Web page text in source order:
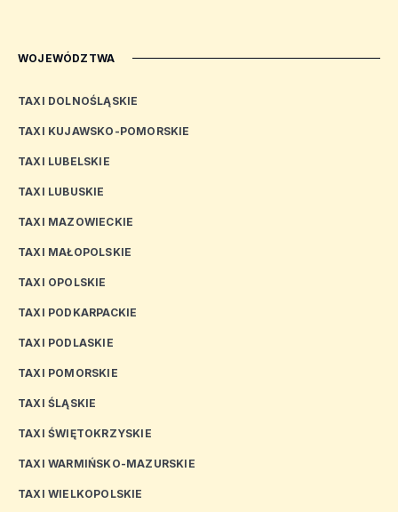
WOJEWÓDZTWA
TAXI DOLNOŚLĄSKIE
TAXI KUJAWSKO-POMORSKIE
TAXI LUBELSKIE
TAXI LUBUSKIE
TAXI MAZOWIECKIE
TAXI MAŁOPOLSKIE
TAXI OPOLSKIE
TAXI PODKARPACKIE
TAXI PODLASKIE
TAXI POMORSKIE
TAXI ŚLĄSKIE
TAXI ŚWIĘTOKRZYSKIE
TAXI WARMIŃSKO-MAZURSKIE
TAXI WIELKOPOLSKIE